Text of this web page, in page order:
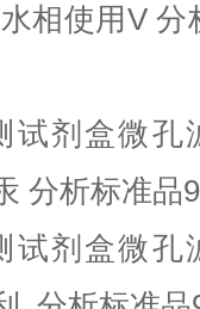
相使用V
试剂盒微孔
分析标准品
试剂盒微孔